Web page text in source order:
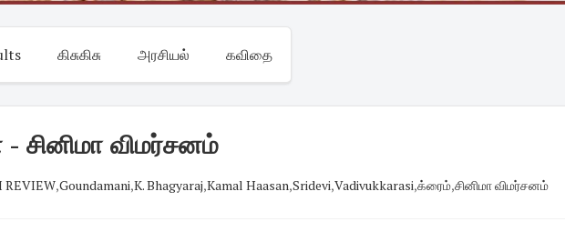
கிசுகிசு அரசியல் கவிதை
சினிமா விமர்சனம்
REVIEW,Goundamani,K. Bhagyaraj,Kamal Haasan,Sridevi,Vadivukkarasi,க்ரைம்,சினிமா விமர்சனம்